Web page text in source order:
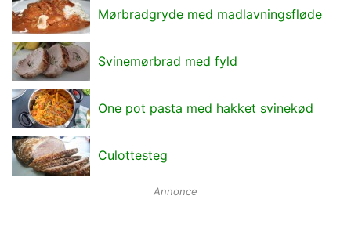
Mørbradgryde med madlavningsfløde
Svinemørbrad med fyld
One pot pasta med hakket svinekød
Culottesteg
Annonce